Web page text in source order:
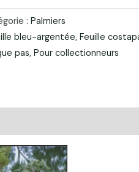
: Palmiers
bleu-argentée, Feuille
pas, Pour collectionneurs